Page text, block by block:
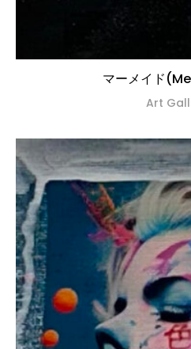
マーメイド
Art